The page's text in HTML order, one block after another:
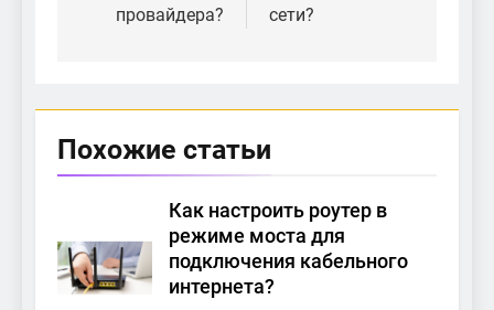
провайдера?
сети?
Похожие статьи
Как настроить роутер в
режиме моста для
подключения кабельного
интернета?